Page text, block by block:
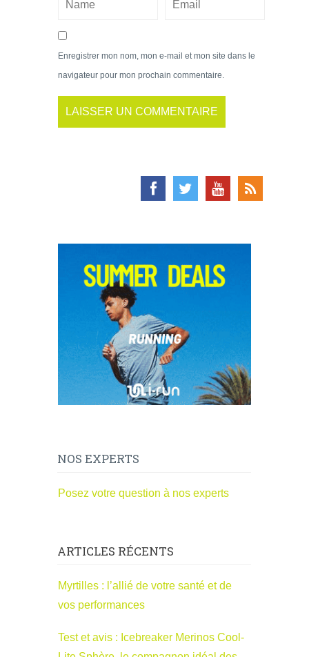
Enregistrer mon nom, mon e-mail et mon site dans le
navigateur pour mon prochain commentaire.
NOS EXPERTS
Posez votre question à nos experts
ARTICLES RÉCENTS
Myrtilles : l’allié de votre santé et de
vos performances
Test et avis : Icebreaker Merinos Cool-